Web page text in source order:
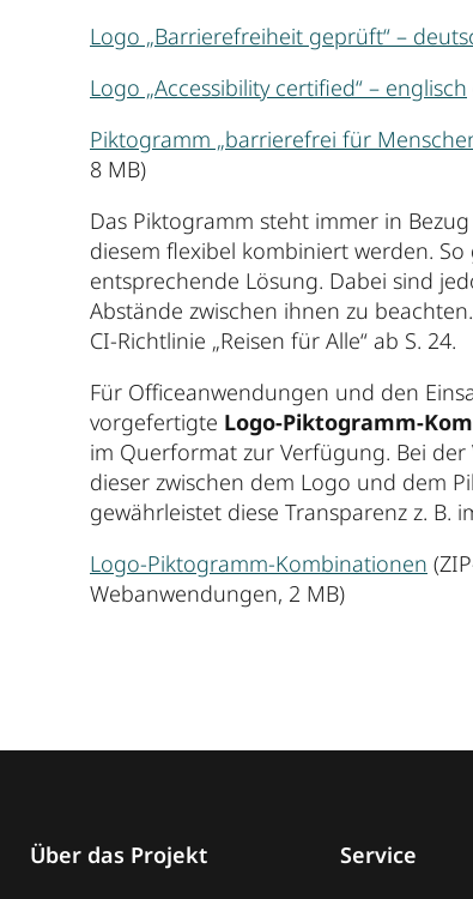
Logo „Barrierefreiheit geprüft“ –
Logo „Accessibility certified“ – englisch
Piktogramm „barrierefrei für
8 MB)
Das Piktogramm steht immer in
diesem flexibel kombiniert werden.
entsprechende Lösung. Dabei sind
Abstände zwischen ihnen zu
CI-Richtlinie „Reisen für Alle“ ab S. 24.
Für Officeanwendungen und den
vorgefertigte Logo-Piktogramm-
im Querformat zur Verfügung. Bei
dieser zwischen dem Logo und dem
gewährleistet diese Transparenz z. B.
Logo-Piktogramm-Kombinationen
Webanwendungen, 2 MB)
Über das Projekt
Service